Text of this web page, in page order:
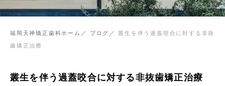
福岡天神矯正歯科ホーム ブログ 叢生を伴う過蓋咬合に対する非抜
歯矯正治療
叢生を伴う過蓋咬合に対する非抜歯矯正治療